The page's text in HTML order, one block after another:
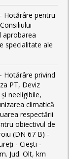
Hotărâre pentru
aprobarea
specialitate ale
Hotărâre privind
PT, Deviz
neeligibile,
climatică
respectării
obiectivul de
(DN 67 B) -
- Ciești -
Jud. Olt, km